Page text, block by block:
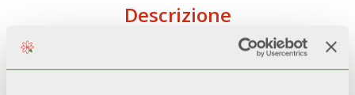
Descrizione
Dati Tecnici